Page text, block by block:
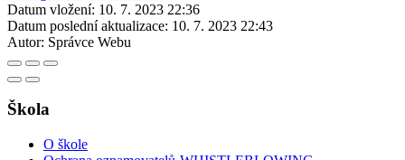
Datum vložení: 10. 7. 2023 22:36
Datum poslední aktualizace: 10. 7. 2023 22:43
Autor: Správce Webu
Škola
O škole